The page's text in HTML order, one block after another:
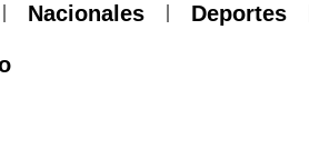
Nacionales Deportes